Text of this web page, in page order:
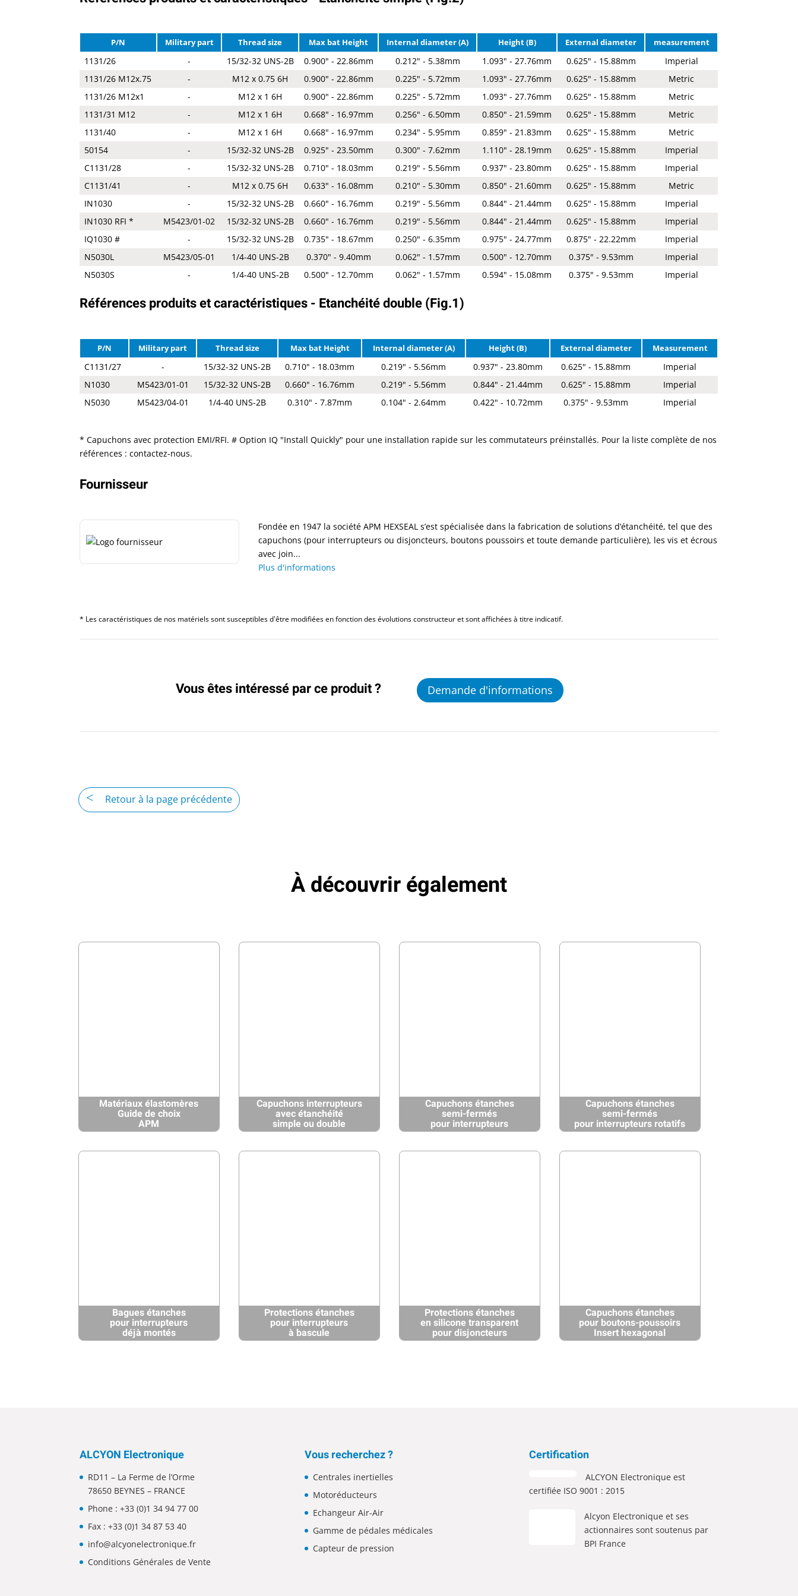
P/N Military part Thread size Max bat Height Internal diameter (A) Height (B) External diameter measurement
1131/26 - 15/32-32 UNS-2B 0.900" - 22.86mm 0.212" - 5.38mm 1.093" - 27.76mm 0.625" - 15.88mm
Imperial
1131/26 M12x.75
- M12 x 0.75 6H 0.900" - 22.86mm 0.225" - 5.72mm 1.093" - 27.76mm 0.625" - 15.88mm
Metric
1131/26 M12x1
- M12 x 1 6H 0.900" - 22.86mm 0.225" - 5.72mm 1.093" - 27.76mm 0.625" - 15.88mm
Metric
1131/31 M12
- M12 x 1 6H 0.668" - 16.97mm 0.256" - 6.50mm 0.850" - 21.59mm 0.625" - 15.88mm
Metric
1131/40
- M12 x 1 6H 0.668" - 16.97mm 0.234" - 5.95mm 0.859" - 21.83mm 0.625" - 15.88mm
Metric
50154
- 15/32-32 UNS-2B 0.925" - 23.50mm 0.300" - 7.62mm 1.110" - 28.19mm 0.625" - 15.88mm
Imperial
C1131/28
- 15/32-32 UNS-2B 0.710" - 18.03mm 0.219" - 5.56mm 0.937" - 23.80mm 0.625" - 15.88mm
Imperial
C1131/41
- M12 x 0.75 6H 0.633" - 16.08mm 0.210" - 5.30mm 0.850" - 21.60mm 0.625" - 15.88mm
Metric
IN1030
- 15/32-32 UNS-2B 0.660" - 16.76mm 0.219" - 5.56mm 0.844" - 21.44mm 0.625" - 15.88mm
Imperial
IN1030 RFI *
M5423/01-02 15/32-32 UNS-2B 0.660" - 16.76mm 0.219" - 5.56mm 0.844" - 21.44mm 0.625" - 15.88mm
Imperial
IQ1030 #
- 15/32-32 UNS-2B 0.735" - 18.67mm 0.250" - 6.35mm 0.975" - 24.77mm 0.875" - 22.22mm
Imperial
N5030L
M5423/05-01 1/4-40 UNS-2B 0.370" - 9.40mm 0.062" - 1.57mm 0.500" - 12.70mm 0.375" - 9.53mm
Imperial
N5030S
- 1/4-40 UNS-2B 0.500" - 12.70mm 0.062" - 1.57mm 0.594" - 15.08mm 0.375" - 9.53mm Imperial
Références produits et caractéristiques - Etanchéité double (Fig.1)
P/N Military part Thread size Max bat Height Internal diameter (A) Height (B) External diameter Measurement
C1131/27 - 15/32-32 UNS-2B 0.710" - 18.03mm 0.219" - 5.56mm 0.937" - 23.80mm 0.625" - 15.88mm
Imperial
N1030
M5423/01-01 15/32-32 UNS-2B 0.660" - 16.76mm 0.219" - 5.56mm 0.844" - 21.44mm 0.625" - 15.88mm
Imperial
N5030
M5423/04-01 1/4-40 UNS-2B 0.310" - 7.87mm 0.104" - 2.64mm 0.422" - 10.72mm 0.375" - 9.53mm Imperial
* Capuchons avec protection EMI/RFI. # Option IQ "Install Quickly" pour une installation rapide sur les commutateurs préinstallés. Pour la liste complète de nos
références : contactez-nous.
Fournisseur
Fondée en 1947 la société APM HEXSEAL s’est spécialisée dans la fabrication de solutions d’étanchéité, tel que des
capuchons (pour interrupteurs ou disjoncteurs, boutons poussoirs et toute demande particulière), les vis et écrous
avec join...
Plus d'informations
* Les caractéristiques de nos matériels sont susceptibles d'être modifiées en fonction des évolutions constructeur et sont affichées à titre indicatif.
Vous êtes intéressé par ce produit ? Demande d'informations
Retour à la page précédente
À découvrir également
Matériaux élastomères
Guide de choix
APM
Capuchons interrupteurs
avec étanchéité
simple ou double
Capuchons étanches
semi-fermés
pour interrupteurs
Capuchons étanches
semi-fermés
pour interrupteurs rotatifs
Bagues étanches
pour interrupteurs
déjà montés
Protections étanches
pour interrupteurs
à bascule
Protections étanches
en silicone transparent
pour disjoncteurs
Capuchons étanches
pour boutons-poussoirs
Insert hexagonal
ALCYON Electronique
RD11 – La Ferme de l’Orme
78650 BEYNES – FRANCE
Phone :+33 (0)1 34 94 77 00
Fax : +33 (0)1 34 87 53 40
info@alcyonelectronique.fr
Conditions Générales de Vente
Vous recherchez ?
Centrales inertielles
Motoréducteurs
Echangeur Air-Air
Gamme de pédales médicales
Capteur de pression
Certification
ALCYON Electronique est
certifiée ISO 9001 : 2015
Alcyon Electronique et ses
actionnaires sont soutenus par
BPI France